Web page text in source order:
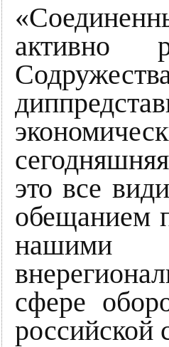
активно
это все
обещанием
нашими
сфере
российской